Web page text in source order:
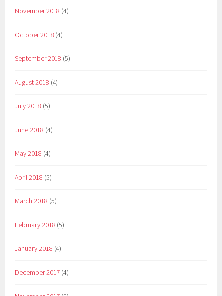
November 2018 (4)
October 2018 (4)
September 2018 (5)
August 2018 (4)
July 2018 (5)
June 2018 (4)
May 2018 (4)
April 2018 (5)
March 2018 (5)
February 2018 (5)
January 2018 (4)
December 2017 (4)